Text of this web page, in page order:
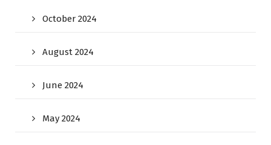
October 2024
August 2024
June 2024
May 2024